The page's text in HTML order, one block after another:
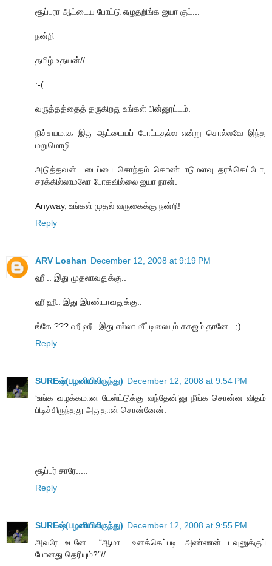
சூப்பரா ஆட்டைய போட்டு எழுதறிங்க ஐயா குட்...
நன்றி
தமிழ் உதயன்//
:-(
வருத்தத்தைத் தருகிறது உங்கள் பின்னூட்டம்.
நிச்சயமாக இது ஆட்டையப் போட்டதல்ல என்று சொல்லவே இந்த
மறுமொழி.
அடுத்தவன் படைப்பை சொந்தம் கொண்டாடுமளவு தரங்கெட்டோ,
சரக்கில்லாமலோ போகவில்லை ஐயா நான்.
Anyway, உங்கள் முதல் வருகைக்கு நன்றி!
Reply
ARV Loshan December 12, 2008 at 9:19 PM
ஹீ .. இது முதலாவதுக்கு..
ஹீ ஹீ.. இது இரண்டாவதுக்கு..
ங்கே ??? ஹீ ஹீ.. இது எல்லா வீட்டிலையும் சகஜம் தானே.. ;)
Reply
SUREஷ்(பழனியிலிருந்து) December 12, 2008 at 9:54 PM
‘உங்க வழக்கமான டேஸ்ட்டுக்கு வந்தேன்’னு நீங்க சொன்ன விதம்
பிடிச்சிருந்தது அதுதான் சொன்னேன்.
சூப்பர் சாரே.....
Reply
SUREஷ்(பழனியிலிருந்து) December 12, 2008 at 9:55 PM
அவரே உடனே.. “ஆமா.. உனக்கெப்படி அண்ணன் டவுனுக்குப்
போனது தெரியும்?”//